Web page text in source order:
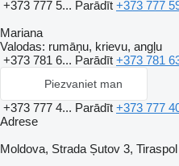
+373 777 5... Parādīt +373 777
Mariana
Valodas: rumāņu, krievu, angļu
+373 781 6... Parādīt +373 781
Piezvaniet man
+373 777 4... Parādīt +373 777
Adrese
Moldova, Strada Șutov 3,